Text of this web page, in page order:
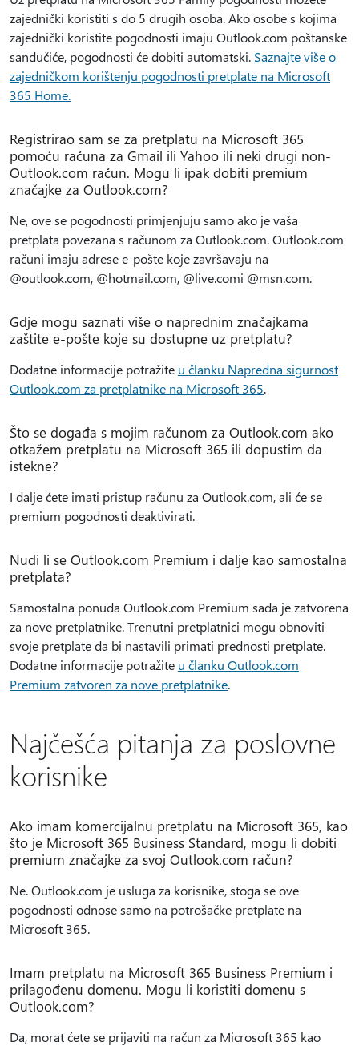
zajednički koristiti s do 5 drugih osoba. Ako osobe s kojima
zajednički koristite pogodnosti imaju Outlook.com poštanske
sandučiće, pogodnosti će dobiti automatski. Saznajte više o
zajedničkom korištenju pogodnosti pretplate na Microsoft
365 Home.
Registrirao sam se za pretplatu na Microsoft 365
pomoću računa za Gmail ili Yahoo ili neki drugi non-
Outlook.com račun. Mogu li ipak dobiti premium
značajke za Outlook.com?
Ne, ove se pogodnosti primjenjuju samo ako je vaša
pretplata povezana s računom za Outlook.com. Outlook.com
računi imaju adrese e-pošte koje završavaju na
@outlook.com, @hotmail.com, @live.comi @msn.com.
Gdje mogu saznati više o naprednim značajkama
zaštite e-pošte koje su dostupne uz pretplatu?
Dodatne informacije potražite u članku Napredna sigurnost
Outlook.com za pretplatnike na Microsoft 365.
Što se događa s mojim računom za Outlook.com ako
otkažem pretplatu na Microsoft 365 ili dopustim da
istekne?
I dalje ćete imati pristup računu za Outlook.com, ali će se
premium pogodnosti deaktivirati.
Nudi li se Outlook.com Premium i dalje kao samostalna
pretplata?
Samostalna ponuda Outlook.com Premium sada je zatvorena
za nove pretplatnike. Trenutni pretplatnici mogu obnoviti
svoje pretplate da bi nastavili primati prednosti pretplate.
Dodatne informacije potražite u članku Outlook.com
Premium zatvoren za nove pretplatnike.
Najčešća pitanja za poslovne
korisnike
Ako imam komercijalnu pretplatu na Microsoft 365, kao
što je Microsoft 365 Business Standard, mogu li dobiti
premium značajke za svoj Outlook.com račun?
Ne. Outlook.com je usluga za korisnike, stoga se ove
pogodnosti odnose samo na potrošačke pretplate na
Microsoft 365.
Imam pretplatu na Microsoft 365 Business Premium i
prilagođenu domenu. Mogu li koristiti domenu s
Outlook.com?
Da, morat ćete se prijaviti na račun za Microsoft 365 kao